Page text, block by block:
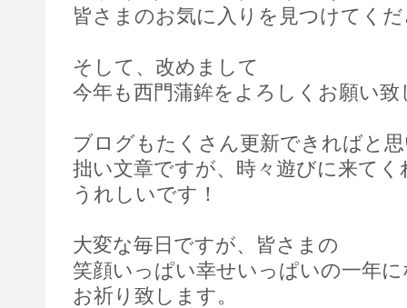
皆さまのお気に入りを見つけてく
そして、改めまして
今年も西門蒲鉾をよろしくお願い致
ブログもたくさん更新できればと
拙い文章ですが、時々遊びに来てく
うれしいです！
大変な毎日ですが、皆さまの
笑顔いっぱい幸せいっぱいの一年
お祈り致します。